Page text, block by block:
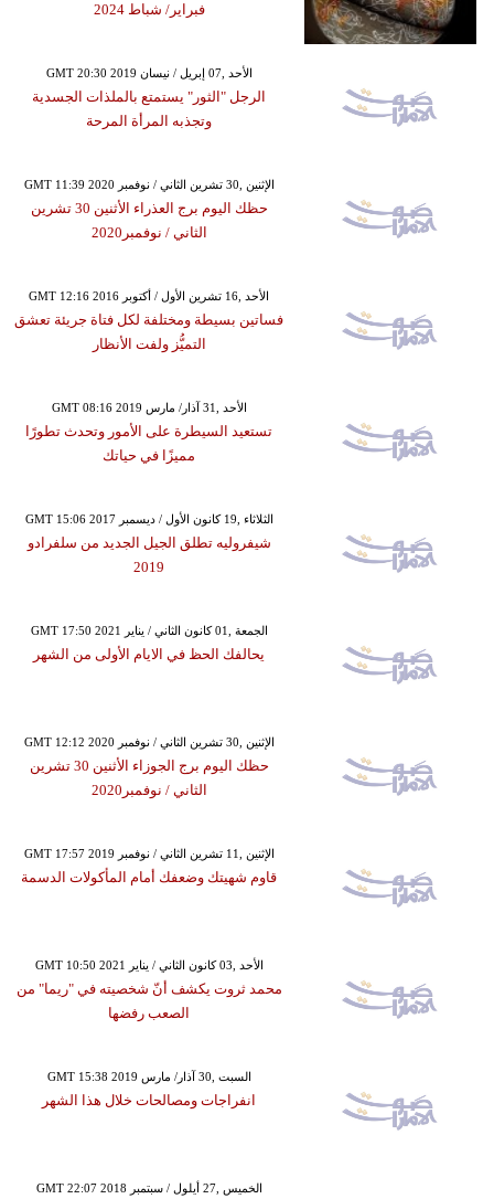
فبراير/ شباط 2024
GMT 20:30 2019 الأحد ,07 إبريل / نيسان
الرجل "الثور" يستمتع بالملذات الجسدية
وتجذبه المرأة المرحة
GMT 11:39 2020 الإثنين ,30 تشرين الثاني / نوفمبر
حظك اليوم برج العذراء الأثنين 30 تشرين
الثاني / نوفمبر2020
GMT 12:16 2016 الأحد ,16 تشرين الأول / أكتوبر
فساتين بسيطة ومختلفة لكل فتاة جريئة تعشق
التميُّز ولفت الأنظار
GMT 08:16 2019 الأحد ,31 آذار/ مارس
تستعيد السيطرة على الأمور وتحدث تطورًا
مميزًا في حياتك
GMT 15:06 2017 الثلاثاء ,19 كانون الأول / ديسمبر
شيفروليه تطلق الجيل الجديد من سلفرادو
2019
GMT 17:50 2021 الجمعة ,01 كانون الثاني / يناير
يحالفك الحظ في الايام الأولى من الشهر
GMT 12:12 2020 الإثنين ,30 تشرين الثاني / نوفمبر
حظك اليوم برج الجوزاء الأثنين 30 تشرين
الثاني / نوفمبر2020
GMT 17:57 2019 الإثنين ,11 تشرين الثاني / نوفمبر
قاوم شهيتك وضعفك أمام المأكولات الدسمة
GMT 10:50 2021 الأحد ,03 كانون الثاني / يناير
محمد ثروت يكشف أنّ شخصيته في "ريما" من
الصعب رفضها
GMT 15:38 2019 السبت ,30 آذار/ مارس
انفراجات ومصالحات خلال هذا الشهر
GMT 22:07 2018 الخميس ,27 أيلول / سبتمبر